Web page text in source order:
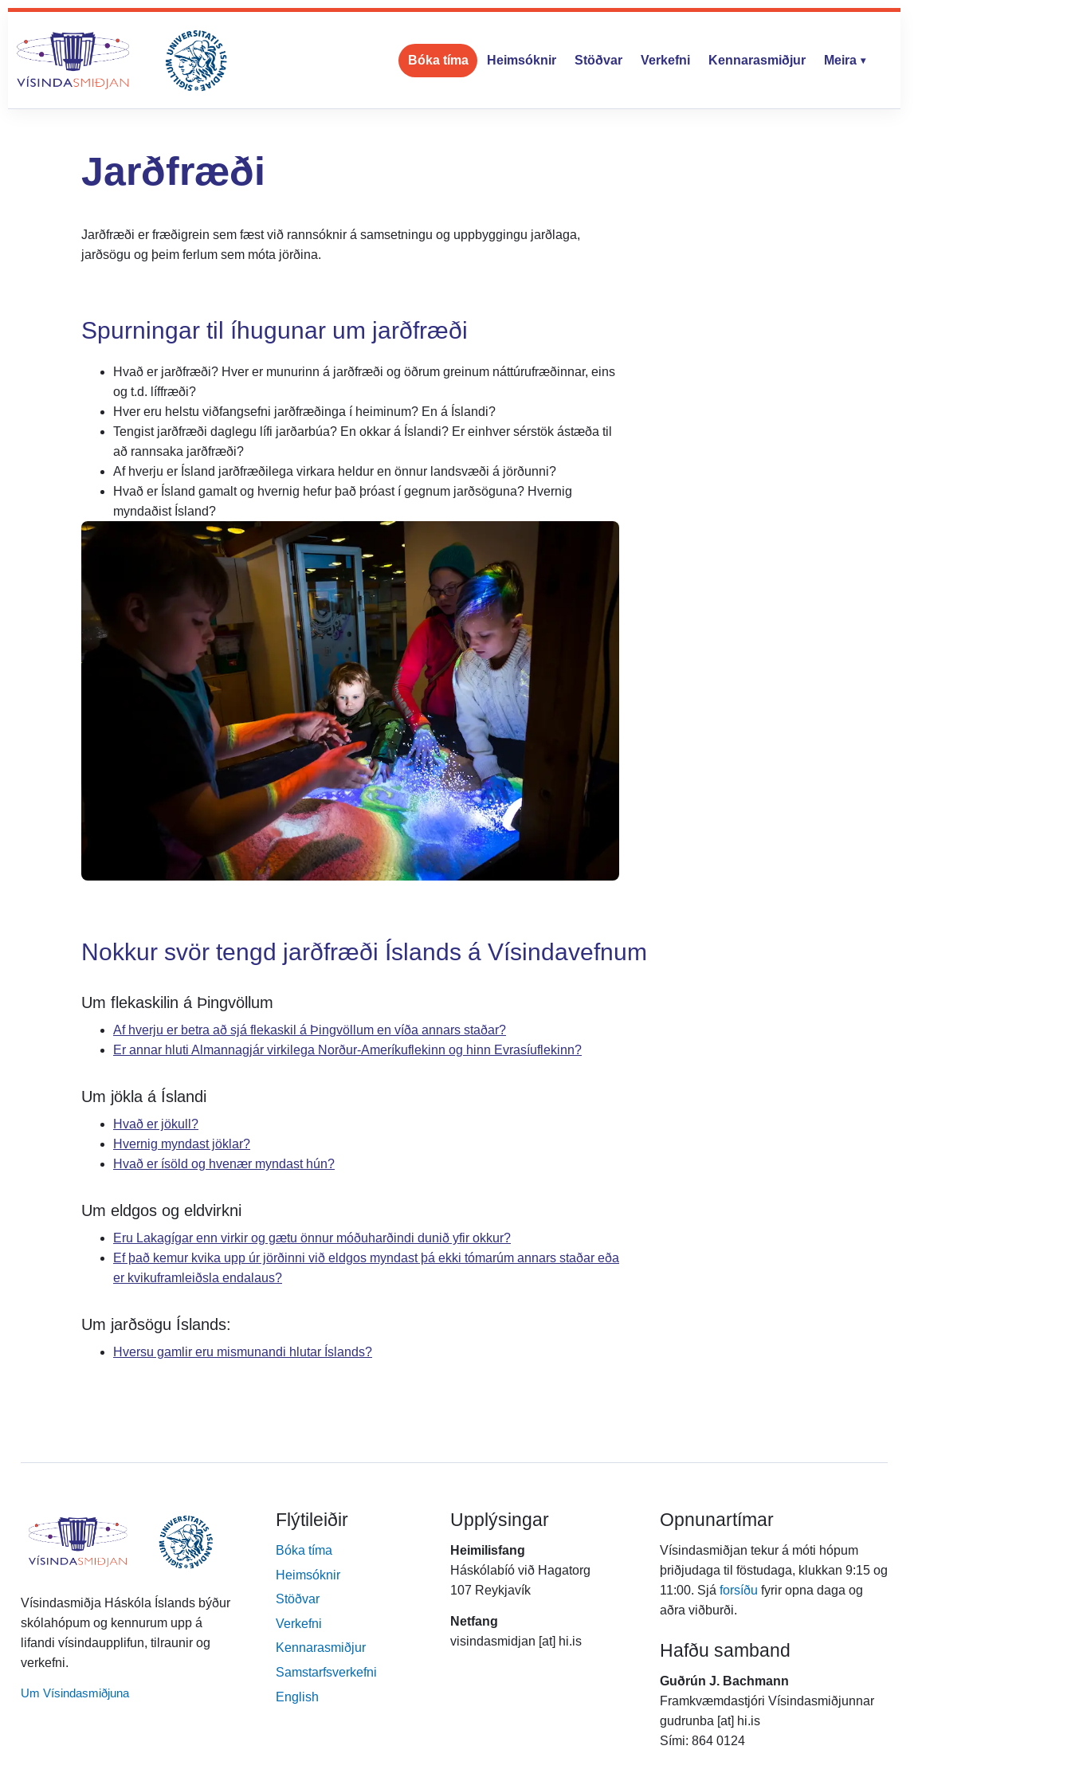
content
Bóka tíma Heimsóknir Stöðvar Verkefni Kennarasmiðjur Meira
Jarðfræði
Jarðfræði er fræðigrein sem fæst við rannsóknir á samsetningu og uppbyggingu jarðlaga,
jarðsögu og þeim ferlum sem móta jörðina.
Spurningar til íhugunar um jarðfræði
Hvað er jarðfræði? Hver er munurinn á jarðfræði og öðrum greinum náttúrufræðinnar, eins
og t.d. líffræði?
Hver eru helstu viðfangsefni jarðfræðinga í heiminum? En á Íslandi?
Tengist jarðfræði daglegu lífi jarðarbúa? En okkar á Íslandi? Er einhver sérstök ástæða til
að rannsaka jarðfræði?
Af hverju er Ísland jarðfræðilega virkara heldur en önnur landsvæði á jörðunni?
Hvað er Ísland gamalt og hvernig hefur það þróast í gegnum jarðsöguna? Hvernig
myndaðist Ísland?
Nokkur svör tengd jarðfræði Íslands á Vísindavefnum
Um flekaskilin á Þingvöllum
Af hverju er betra að sjá flekaskil á Þingvöllum en víða annars staðar?
Er annar hluti Almannagjár virkilega Norður-Ameríkuflekinn og hinn Evrasíuflekinn?
Um jökla á Íslandi
Hvað er jökull?
Hvernig myndast jöklar?
Hvað er ísöld og hvenær myndast hún?
Um eldgos og eldvirkni
Eru Lakagígar enn virkir og gætu önnur móðuharðindi dunið yfir okkur?
Ef það kemur kvika upp úr jörðinni við eldgos myndast þá ekki tómarúm annars staðar eða
er kvikuframleiðsla endalaus?
Um jarðsögu Íslands:
Hversu gamlir eru mismunandi hlutar Íslands?
Vísindasmiðja Háskóla Íslands býður
skólahópum og kennurum upp á
lifandi vísindaupplifun, tilraunir og
verkefni.
Um Vísindasmiðjuna
Flýtileiðir
Bóka tíma
Heimsóknir
Stöðvar
Verkefni
Kennarasmiðjur
Samstarfsverkefni
English
Upplýsingar
Heimilisfang
Háskólabíó við Hagatorg
107 Reykjavík
Netfang
visindasmidjan [at] hi.is
Opnunartímar
Vísindasmiðjan tekur á móti hópum
þriðjudaga til föstudaga, klukkan 9:15 og
11:00. Sjá forsíðu fyrir opna daga og
aðra viðburði.
Hafðu samband
Guðrún J. Bachmann
Framkvæmdastjóri Vísindasmiðjunnar
gudrunba [at] hi.is
Sími: 864 0124